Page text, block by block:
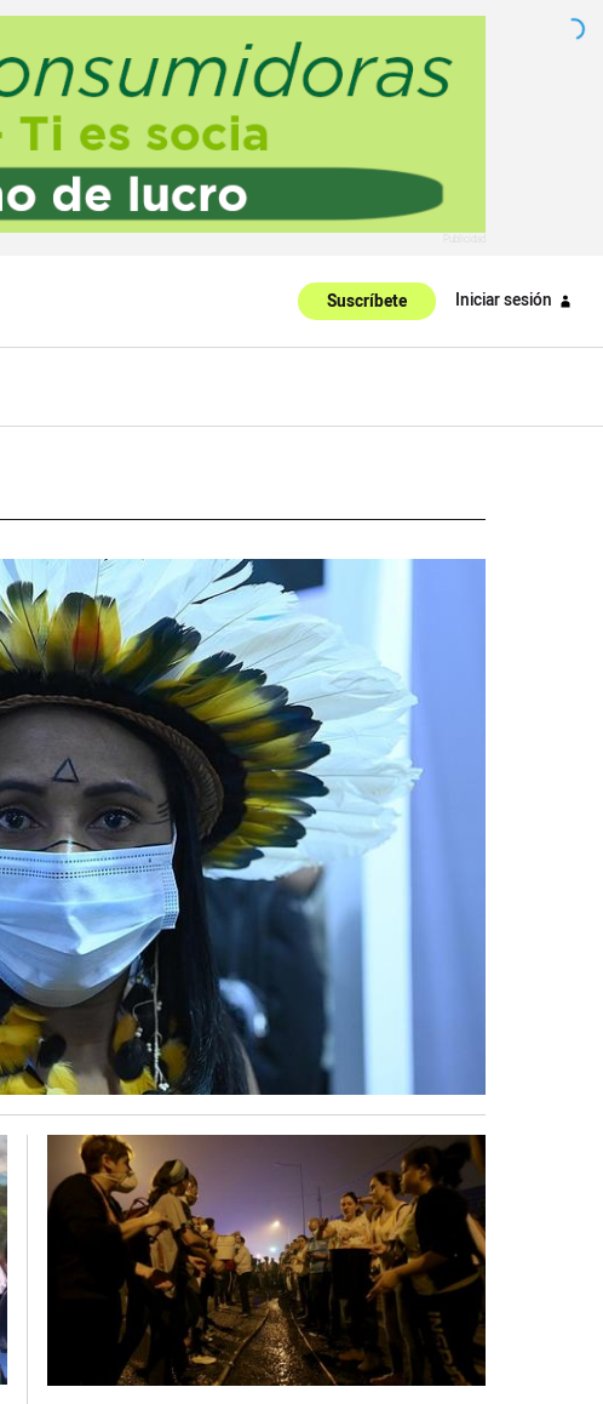
Suscríbete Iniciar sesión